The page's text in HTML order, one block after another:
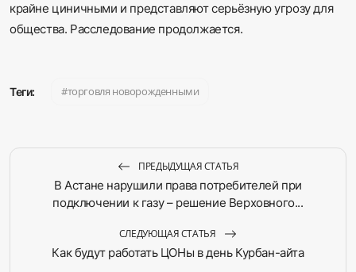
крайне циничными и представляют серьёзную угрозу для
общества. Расследование продолжается.
Теги: торговля новорожденными
ПРЕДЫДУЩАЯ СТАТЬЯ
В Астане нарушили права потребителей при
подключении к газу – решение Верховного...
СЛЕДУЮЩАЯ СТАТЬЯ
Как будут работать ЦОНы в день Курбан-айта